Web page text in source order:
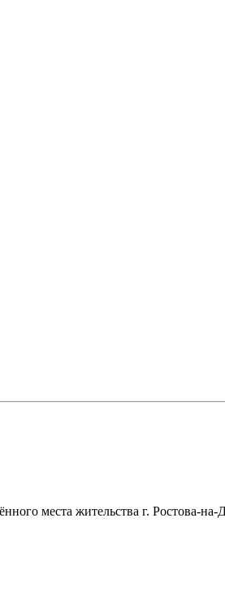
места жительства г. Ростова-на-